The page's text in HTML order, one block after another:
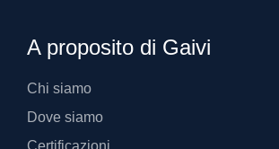
A proposito di Gaivi
Chi siamo
Dove siamo
Certificazioni